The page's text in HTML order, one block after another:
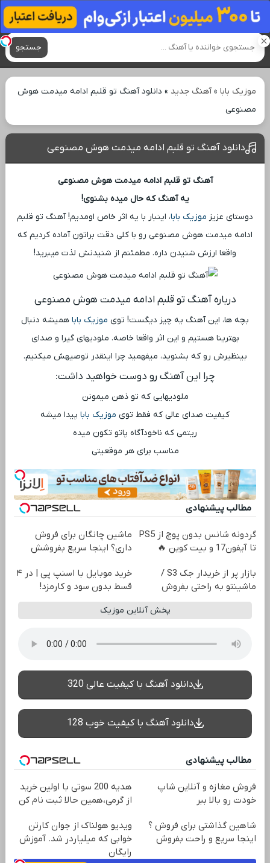
آهنگ های جدید
جستجو
موزیک بابا»آهنگ جدید » دانلود آهنگ تو قلبم ادامه میدمت هوش
مصنوعی
دانلود آهنگ تو قلبم ادامه میدمت هوش مصنوعی
آهنگ تو قلبم ادامه میدمت هوش مصنوعی
یه آهنگ که حال میده بشنوی!
دوستای عزیز موزیک بابا، اینبار با یه اثر خاص اومدیم! آهنگ تو قلبم
ادامه میدمت هوش مصنوعی رو با کلی دقت براتون آماده کردیم که
واقعا ارزش شنیدن داره. مطمئنم از شنیدنش لذت میبرید!
درباره آهنگ تو قلبم ادامه میدمت هوش مصنوعی
بچه ها، این آهنگ یه چیز دیگست! توی موزیک بابا همیشه دنبال
بهترینا هستیم و این اثر واقعا خاصه. ملودیهای گیرا و صدای
بینظیرش رو که بشنوید، میفهمید چرا اینقدر توصیهش میکنیم.
چرا این آهنگ رو دوست خواهید داشت:
ملودیهایی که تو ذهن میمونن
کیفیت صدای عالی که فقط توی موزیک بابا پیدا میشه
ریتمی که ناخودآگاه پاتو تکون میده
مناسب برای هر موقعیتی
مطالب پیشنهادی
گردونه شانس بدون پوچ از PS5
تا آیفون17 و بیت کوین 🔥
ماشین چانگان برای فروش
داری؟ اینجا سریع بفروشش
بازار پر از خریدار جک S3 /
ماشینتو به راحتی بفروش
خرید موبایل با اسنپ پی | در ۴
قسط بدون سود و کارمزد!
پخش آنلاین موزیک
دانلود آهنگ با کیفیت عالی 320
دانلود آهنگ با کیفیت خوب 128
مطالب پیشنهادی
فروش مغازه و آنلاین شاپ
خودت رو بالا ببر
هدیه 200 سوتی با اولین خرید
از گرمی،همین حالا ثبت نام کن
شاهین گذاشتی برای فروش ؟
اینجا سریع و راحت بفروش
ویدیو هولناک از جوان کارتن
خوابی که میلیاردر شد. آموزش
رایگان